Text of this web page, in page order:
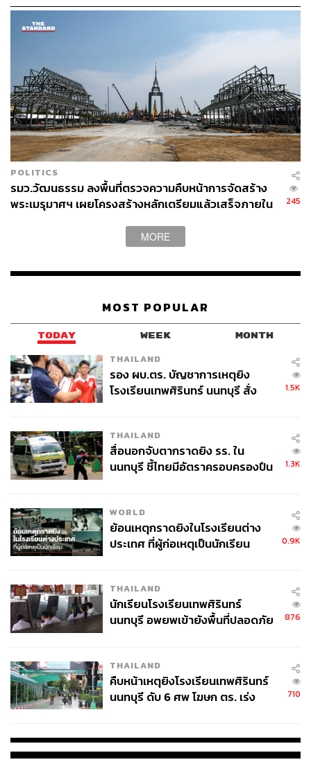
POLITICS
รมว.วัฒนธรรม ลงพื้นที่ตรวจความคืบหน้าการจัดสร้าง
พระเมรุมาศฯ เผยโครงสร้างหลักเตรียมแล้วเสร็จภายใน
245
MORE
MOST POPULAR
TODAY WEEK MONTH
THAILAND
รอง ผบ.ตร. บัญชาการเหตุยิง
โรงเรียนเทพศิรินทร์ นนทบุรี สั่ง
1.5K
THAILAND
สื่อนอกจับตากราดยิง รร. ใน
นนทบุรี ชี้ไทยมีอัตราครอบครองปืน
1.3K
WORLD
ย้อนเหตุกราดยิงในโรงเรียนต่าง
ประเทศ ที่ผู้ก่อเหตุเป็นนักเรียน
0.9K
THAILAND
นักเรียนโรงเรียนเทพศิรินทร์
นนทบุรี อพยพเข้ายังพื้นที่ปลอดภัย
876
THAILAND
คืบหน้าเหตุยิงโรงเรียนเทพศิรินทร์
นนทบุรี ดับ 6 ศพ โฆษก ตร. เร่ง
710